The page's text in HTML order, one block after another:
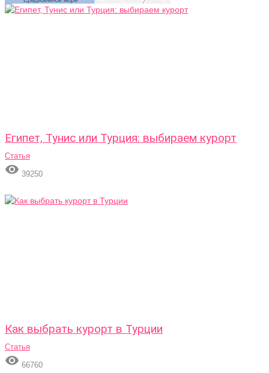
Египет, Тунис или Турция: выбираем курорт
Статья
 39250
Как выбрать курорт в Турции
Статья
 66760